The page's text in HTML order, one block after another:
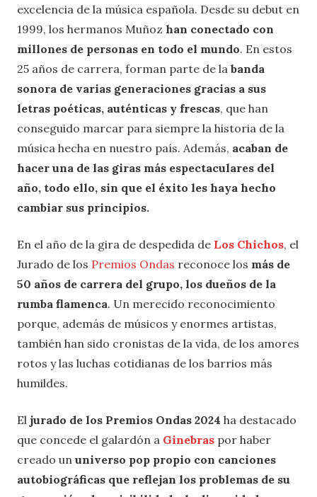
excelencia de la música española. Desde su debut en
1999, los hermanos Muñoz han conectado con
millones de personas en todo el mundo. En estos
25 años de carrera, forman parte de la banda
sonora de varias generaciones gracias a sus
letras poéticas, auténticas y frescas, que han
conseguido marcar para siempre la historia de la
música hecha en nuestro país. Además, acaban de
hacer una de las giras más espectaculares del
año, todo ello, sin que el éxito les haya hecho
cambiar sus principios.
En el año de la gira de despedida de Los Chichos, el
Jurado de los Premios Ondas reconoce los más de
50 años de carrera del grupo, los dueños de la
rumba flamenca. Un merecido reconocimiento
porque, además de músicos y enormes artistas,
también han sido cronistas de la vida, de los amores
rotos y las luchas cotidianas de los barrios más
humildes.
El jurado de los Premios Ondas 2024 ha destacado
que concede el galardón a Ginebras por haber
creado un universo pop propio con canciones
autobiográficas que reflejan los problemas de su